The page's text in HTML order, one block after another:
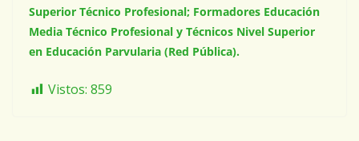
Superior Técnico Profesional; Formadores Educación
Media Técnico Profesional y Técnicos Nivel Superior
en Educación Parvularia (Red Pública).
Vistos: 859